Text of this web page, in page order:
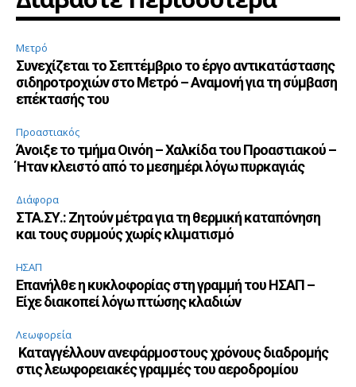
Μετρό
Συνεχίζεται το Σεπτέμβριο το έργο αντικατάστασης
σιδηροτροχιών στο Μετρό – Αναμονή για τη σύμβαση
επέκτασής του
Προαστιακός
Άνοιξε το τμήμα Οινόη – Χαλκίδα του Προαστιακού –
Ήταν κλειστό από το μεσημέρι λόγω πυρκαγιάς
Διάφορα
ΣΤΑ.ΣΥ.: Ζητούν μέτρα για τη θερμική καταπόνηση
και τους συρμούς χωρίς κλιματισμό
ΗΣΑΠ
Επανήλθε η κυκλοφορίας στη γραμμή του ΗΣΑΠ –
Είχε διακοπεί λόγω πτώσης κλαδιών
Λεωφορεία
Καταγγέλλουν ανεφάρμοστους χρόνους διαδρομής
στις λεωφορειακές γραμμές του αεροδρομίου